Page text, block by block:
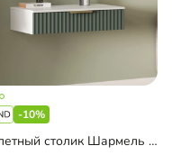
-10%
Туалетный столик Шармель Лайф подвесной